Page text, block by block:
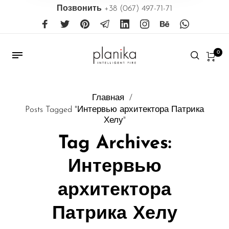
Позвонить +38 (067) 497-71-71
0
Главная
/
Posts Tagged "Интервью архитектора Патрика
Хелу"
Tag Archives:
Интервью
архитектора
Патрика Хелу